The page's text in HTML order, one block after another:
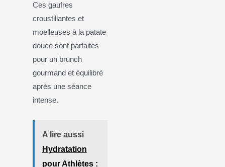
Ces gaufres
croustillantes et
moelleuses à la patate
douce sont parfaites
pour un brunch
gourmand et équilibré
après une séance
intense.
A lire aussi
Hydratation
pour Athlètes :